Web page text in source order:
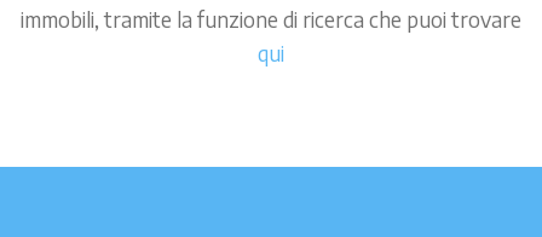
immobili, tramite la funzione di ricerca che puoi trovare
qui